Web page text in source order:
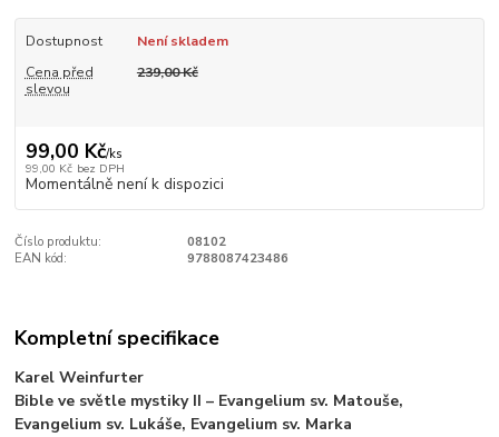
Dostupnost
Není skladem
Cena před
slevou
239,00 Kč
99,00 Kč/ks
99,00 Kč bez DPH
Momentálně není k dispozici
Číslo produktu:
08102
EAN kód:
9788087423486
Kompletní specifikace
Karel Weinfurter
Bible ve světle mystiky II – Evangelium sv. Matouše,
Evangelium sv. Lukáše, Evangelium sv. Marka